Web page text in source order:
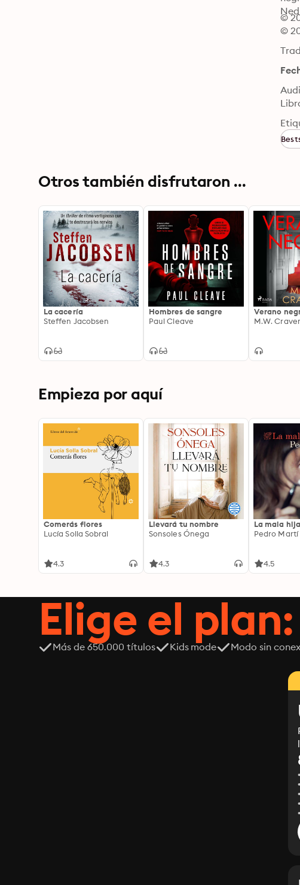
©
©
Otros también disfrutaron ...
La cacería
Steffen Jacobsen
Hombres de sangre
Paul Cleave
Verano
M.W.
Empieza por aquí
Comerás flores
Lucía Solla Sobral
4.3
Llevará tu nombre
Sonsoles Ónega
4.3
La mala hija
Pedro Martí
4.5
Elige el plan:
Más de 650.000 títulos Kids mode Modo sin